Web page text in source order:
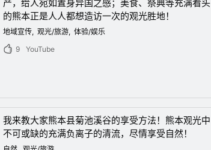
产，给人宛如置身异国之感；美食、祭典等充满看头
的熊本正是人人都想造访一次的观光胜地！
地域宣传 观光/旅游
体验/娱乐
9
YouTube
我来教大家熊本县菊池溪谷的享受方法！熊本观光中
不可或缺的充满负离子的清流，尽情享受自然！